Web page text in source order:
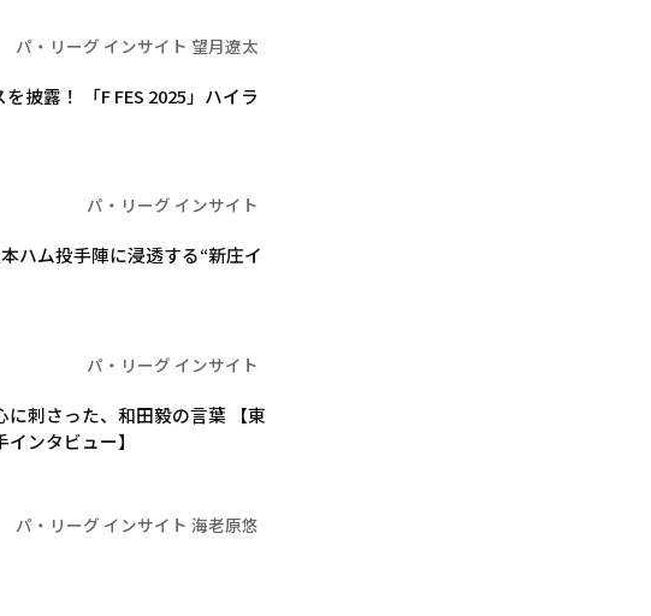
パ・リーグ インサイト 望月遼太
披露！ 「F FES 2025」ハイラ
パ・リーグ インサイト
ハム投手陣に浸透する“新庄イ
パ・リーグ インサイト
刺さった、和田毅の言葉 【東
ンタビュー】
パ・リーグ インサイト 海老原悠